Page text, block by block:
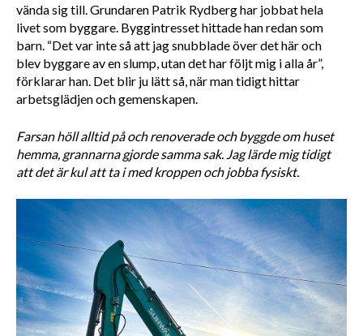
vända sig till. Grundaren Patrik Rydberg har jobbat hela
livet som byggare. Byggintresset hittade han redan som
barn. “Det var inte så att jag snubblade över det här och
blev byggare av en slump, utan det har följt mig i alla år”,
förklarar han. Det blir ju lätt så, när man tidigt hittar
arbetsglädjen och gemenskapen.
Farsan höll alltid på och renoverade och byggde om huset
hemma, grannarna gjorde samma sak. Jag lärde mig tidigt
att det är kul att ta i med kroppen och jobba fysiskt.